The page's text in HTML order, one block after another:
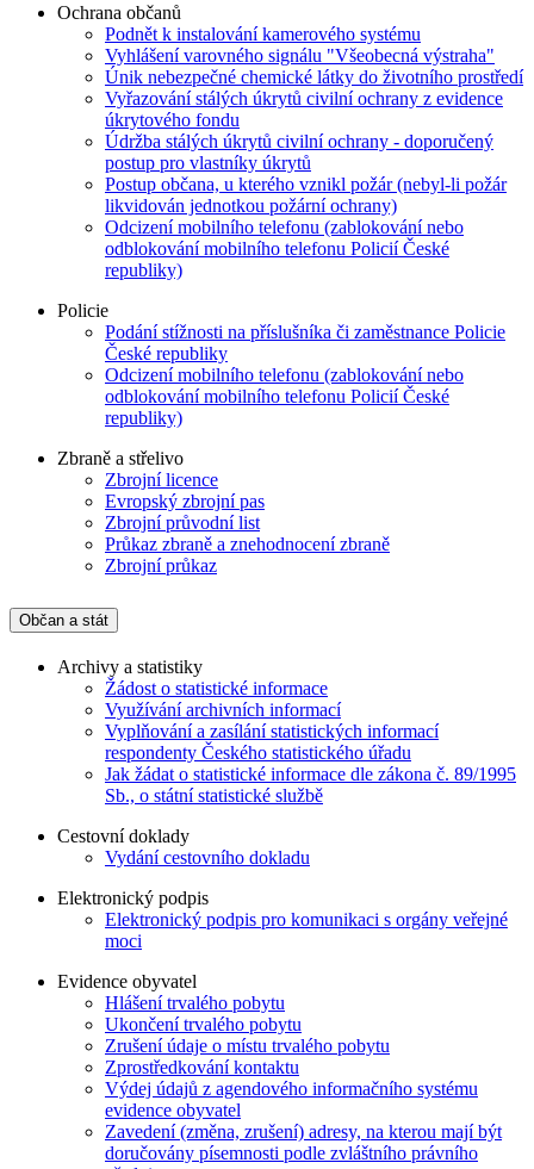
Ochrana občanů
Podnět k instalování kamerového systému
Vyhlášení varovného signálu "Všeobecná výstraha"
Únik nebezpečné chemické látky do životního prostředí
Vyřazování stálých úkrytů civilní ochrany z evidence
úkrytového fondu
Údržba stálých úkrytů civilní ochrany - doporučený
postup pro vlastníky úkrytů
Postup občana, u kterého vznikl požár (nebyl-li požár
likvidován jednotkou požární ochrany)
Odcizení mobilního telefonu (zablokování nebo
odblokování mobilního telefonu Policií České
republiky)
Policie
Podání stížnosti na příslušníka či zaměstnance Policie
České republiky
Odcizení mobilního telefonu (zablokování nebo
odblokování mobilního telefonu Policií České
republiky)
Zbraně a střelivo
Zbrojní licence
Evropský zbrojní pas
Zbrojní průvodní list
Průkaz zbraně a znehodnocení zbraně
Zbrojní průkaz
Občan a stát
Archivy a statistiky
Žádost o statistické informace
Využívání archivních informací
Vyplňování a zasílání statistických informací
respondenty Českého statistického úřadu
Jak žádat o statistické informace dle zákona č. 89/1995
Sb., o státní statistické službě
Cestovní doklady
Vydání cestovního dokladu
Elektronický podpis
Elektronický podpis pro komunikaci s orgány veřejné
moci
Evidence obyvatel
Hlášení trvalého pobytu
Ukončení trvalého pobytu
Zrušení údaje o místu trvalého pobytu
Zprostředkování kontaktu
Výdej údajů z agendového informačního systému
evidence obyvatel
Zavedení (změna, zrušení) adresy, na kterou mají být
doručovány písemnosti podle zvláštního právního